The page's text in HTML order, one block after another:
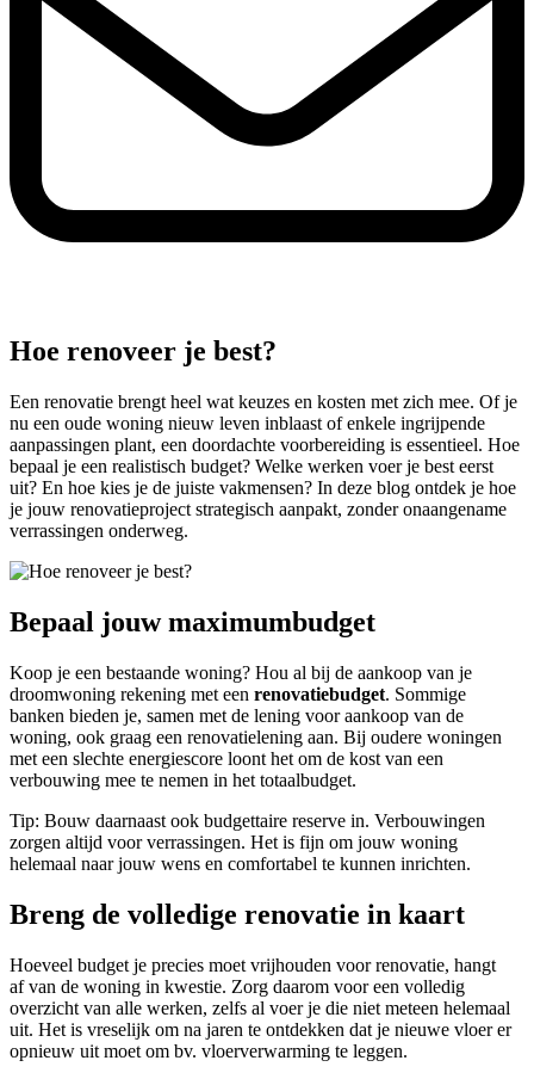
Hoe renoveer je best?
Een renovatie brengt heel wat keuzes en kosten met zich mee. Of je
nu een oude woning nieuw leven inblaast of enkele ingrijpende
aanpassingen plant, een doordachte voorbereiding is essentieel. Hoe
bepaal je een realistisch budget? Welke werken voer je best eerst
uit? En hoe kies je de juiste vakmensen? In deze blog ontdek je hoe
je jouw renovatieproject strategisch aanpakt, zonder onaangename
verrassingen onderweg.
Bepaal jouw maximumbudget
Koop je een bestaande woning? Hou al bij de aankoop van je
droomwoning rekening met een renovatiebudget. Sommige
banken bieden je, samen met de lening voor aankoop van de
woning, ook graag een renovatielening aan. Bij oudere woningen
met een slechte energiescore loont het om de kost van een
verbouwing mee te nemen in het totaalbudget.
Tip: Bouw daarnaast ook budgettaire reserve in. Verbouwingen
zorgen altijd voor verrassingen. Het is fijn om jouw woning
helemaal naar jouw wens en comfortabel te kunnen inrichten.
Breng de volledige renovatie in kaart
Hoeveel budget je precies moet vrijhouden voor renovatie, hangt
af van de woning in kwestie. ​​Zorg daarom voor een volledig
overzicht van alle werken, zelfs al voer je die niet meteen helemaal
uit. Het is vreselijk om na jaren te ontdekken dat je nieuwe vloer er
opnieuw uit moet om bv. vloerverwarming te leggen.